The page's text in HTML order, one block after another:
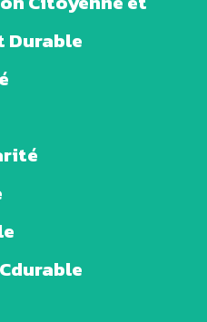
Durable